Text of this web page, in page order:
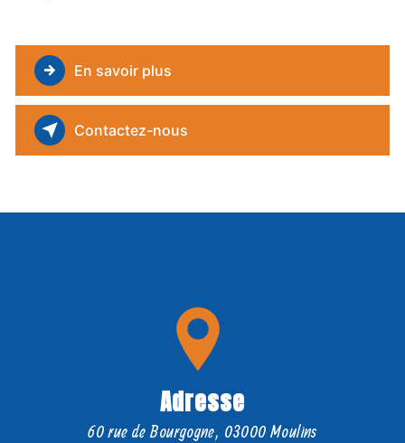
En savoir plus
Contactez-nous
Adresse
60 rue de Bourgogne, 03000 Moulins